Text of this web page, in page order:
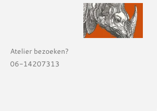
Atelier bezoeken?
06-14207313